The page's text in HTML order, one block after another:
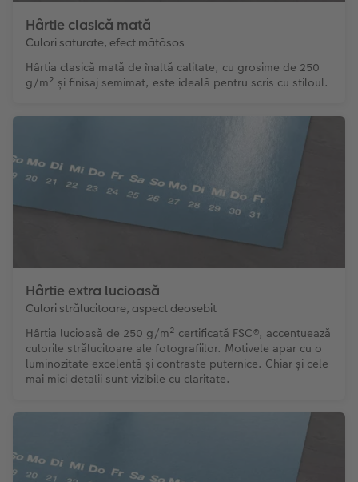
Hârtie clasică mată
Culori saturate, efect mătăsos
Hârtia clasică mată de înaltă calitate, cu grosime de 250
g/m² și finisaj semimat, este ideală pentru scris cu stiloul.
Hârtie extra lucioasă
Culori strălucitoare, aspect deosebit
Hârtia lucioasă de 250 g/m² certificată FSC®, accentuează
culorile strălucitoare ale fotografiilor. Motivele apar cu o
luminozitate excelentă și contraste puternice. Chiar și cele
mai mici detalii sunt vizibile cu claritate.